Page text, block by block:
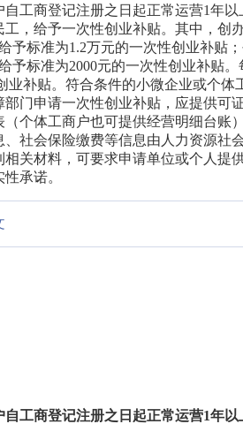
工商登记注册之日起正常运营1年
工，给予一次性创业补贴。其中，创
予标准为1.2万元的一次性创业补贴
予标准为2000元的一次性创业补贴
业补贴。符合条件的小微企业或个
部门申请一次性创业补贴，应提供可
（个体工商户也可提供经营明细台账
、社会保险缴费等信息由人力资源社
相关材料，可要求申请单位或个人提
承诺。
工商登记注册之日起正常运营1年